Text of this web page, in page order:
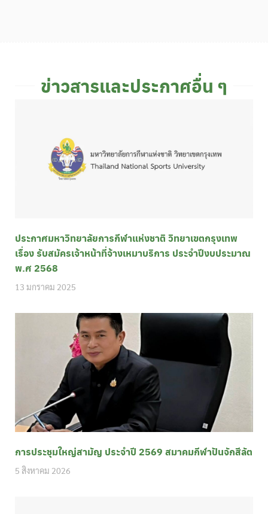
ข่าวสารและประกาศอื่น ๆ
ประกาศมหาวิทยาลัยการกีฬาแห่งชาติ วิทยาเขตกรุงเทพ
เรื่อง รับสมัครเจ้าหน้าที่จ้างเหมาบริการ ประจำปีงบประมาณ
พ.ศ 2568
13 มกราคม 2025
การประชุมใหญ่สามัญ ประจำปี 2569 สมาคมกีฬาปันจักสีลัต
5 สิงหาคม 2026